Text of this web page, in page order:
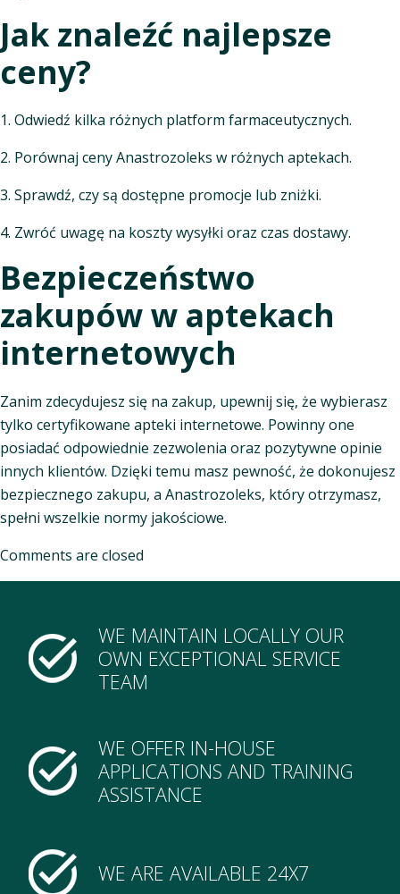
Jak znaleźć najlepsze
ceny?
1. Odwiedź kilka różnych platform farmaceutycznych.
2. Porównaj ceny Anastrozoleks w różnych aptekach.
3. Sprawdź, czy są dostępne promocje lub zniżki.
4. Zwróć uwagę na koszty wysyłki oraz czas dostawy.
Bezpieczeństwo
zakupów w aptekach
internetowych
Zanim zdecydujesz się na zakup, upewnij się, że wybierasz
tylko certyfikowane apteki internetowe. Powinny one
posiadać odpowiednie zezwolenia oraz pozytywne opinie
innych klientów. Dzięki temu masz pewność, że dokonujesz
bezpiecznego zakupu, a Anastrozoleks, który otrzymasz,
spełni wszelkie normy jakościowe.
Comments are closed
WE MAINTAIN LOCALLY OUR
OWN EXCEPTIONAL SERVICE
TEAM
WE OFFER IN-HOUSE
APPLICATIONS AND TRAINING
ASSISTANCE
WE ARE AVAILABLE 24X7